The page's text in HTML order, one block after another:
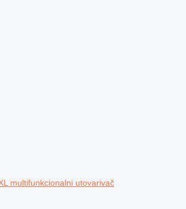
multifunkcionalni utovarivač